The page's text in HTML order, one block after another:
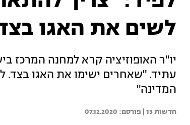
לשים את האגו
יו"ר האופוזיציה קרא למחנה המרכז
עתיד. "שאחרים ישימו את האגו בצד.
המדינה"
חדשות 13 | 07.12.2020